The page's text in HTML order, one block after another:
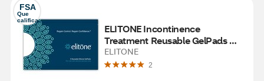
FSA
Que
califica
ELITONE Incontinence
Treatment Reusable GelPads
Pack
ELITONE
2